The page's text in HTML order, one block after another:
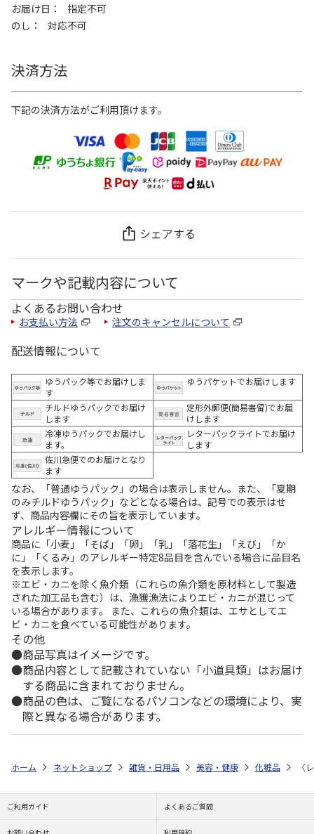
お届け日
指定不可
のし
対応不可
決済方法
下記の決済方法がご利用頂けます。
シェアする
マークや記載内容について
よくあるお問い合わせ
お支払い方法 注文のキャンセルについて
配送情報について
ゆうパック等でお届けしま
す
ゆうパケットでお届けします
チルドゆうパックでお届け
します
定形外郵便(簡易書留)でお届
けします
冷凍ゆうパックでお届けし
ます。
レターパックライトでお届け
します
佐川急便でのお届けとなり
ます
なお、「普通ゆうパック」の場合は表示しません。また、「夏期
のみチルドゆうパック」などとなる場合は、記号での表示はせ
ず、商品内容欄にその旨を表示しています。
アレルギー情報について
商品に「小麦」「そば」「卵」「乳」「落花生」「えび」「か
に」「くるみ」のアレルギー特定8品目を含んでいる場合に品目名
を表示します。
※エビ・カニを除く魚介類（これらの魚介類を原材料として製造
された加工品も含む）は、漁獲漁法によりエビ・カニが混じって
いる場合があります。 また、これらの魚介類は、エサとしてエ
ビ・カニを食べている可能性があります。
その他
商品写真はイメージです。
商品内容として記載されていない「小道具類」はお届け
する商品に含まれておりません。
商品の色は、ご覧になるパソコンなどの環境により、実
際と異なる場合があります。
ホーム ネットショップ 雑貨・日用品 美容・健康 化粧品 〈
ご利用ガイド よくあるご質問